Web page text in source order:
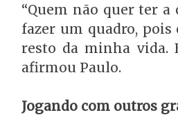
“Quem não quer ter a
fazer um quadro,
resto da minha vida.
afirmou Paulo.
Jogando com outros